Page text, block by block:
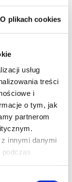
O plikach cookies
usług
treści
i
o tym, jak
partnerom
innymi danymi
-
scenę, widzów i